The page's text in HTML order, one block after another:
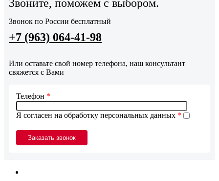
Звоните, поможем с выбором.
Звонок по России бесплатный
+7 (963) 064-41-98
Или оставьте свой номер телефона, наш консультант
свяжется с Вами
Я согласен на обработку персональных данных *
Телефон *